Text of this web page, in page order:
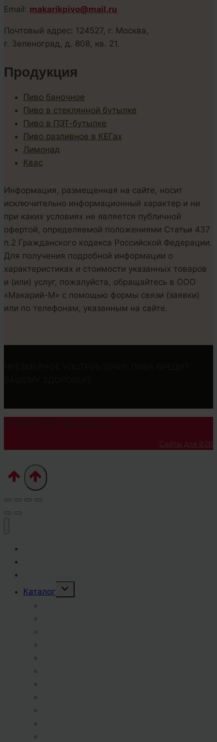
Email: makarikpivo@mail.ru
Почтовый адрес: 124527, г. Москва,
г. Зеленоград, д. 808, кв. 21.
Продукция
Пиво баночное
Пиво в стеклянной бутылке
Пиво в ПЭТ-бутылке
Пиво разливное в КЕГах
Лимонад
Квас
Информация, размещенная на сайте, носит
исключительно информационный характер и ни
при каких условиях не является публичной
офертой, определяемой положениями Статьи 437
п.2 Гражданского кодекса Российской Федерации.
Для получения подробной информации о
характеристиках и стоимости указанных товаров
и (или) услуг, пожалуйста, обращайтесь в ООО
«Макарий-М» с помощью формы связи (заявки)
или по телефонам, указанным на сайте.
© 2008-2026. Макарий-М.
Сайты для B2B
Каталог
Переключить